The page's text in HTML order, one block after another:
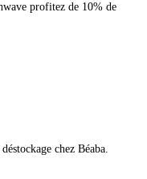
profitez de 10% de
chez Béaba.